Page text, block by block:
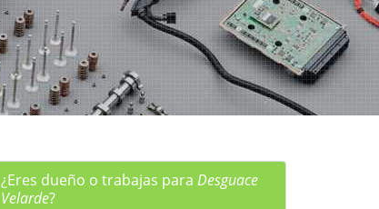
¿Eres dueño o trabajas para Desguace
Velarde?